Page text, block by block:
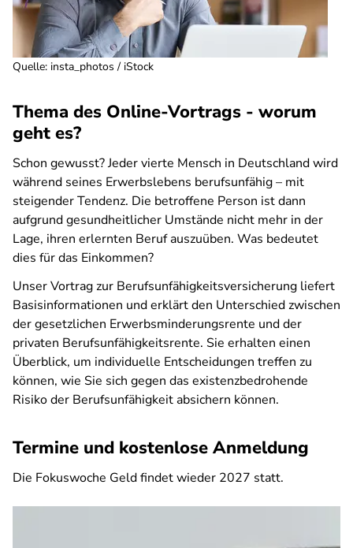
Quelle: insta_photos / iStock
Thema des Online-Vortrags - worum
geht es?
Schon gewusst? Jeder vierte Mensch in Deutschland wird
während seines Erwerbslebens berufsunfähig – mit
steigender Tendenz. Die betroffene Person ist dann
aufgrund gesundheitlicher Umstände nicht mehr in der
Lage, ihren erlernten Beruf auszuüben. Was bedeutet
dies für das Einkommen?
Unser Vortrag zur Berufsunfähigkeitsversicherung liefert
Basisinformationen und erklärt den Unterschied zwischen
der gesetzlichen Erwerbsminderungsrente und der
privaten Berufsunfähigkeitsrente. Sie erhalten einen
Überblick, um individuelle Entscheidungen treffen zu
können, wie Sie sich gegen das existenzbedrohende
Risiko der Berufsunfähigkeit absichern können.
Termine und kostenlose Anmeldung
Die Fokuswoche Geld findet wieder 2027 statt.